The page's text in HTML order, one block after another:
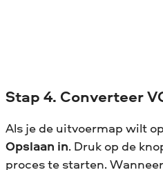
Stap 4. Converteer
Als je de uitvoermap wilt
Opslaan in. Druk op de
proces te starten.